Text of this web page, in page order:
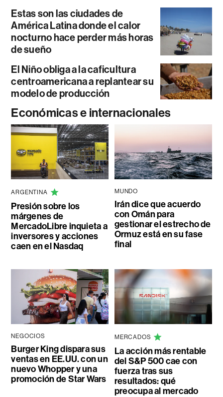
Estas son las ciudades de
América Latina donde el calor
nocturno hace perder más horas
de sueño
El Niño obliga a la caficultura
centroamericana a replantear su
modelo de producción
Económicas e internacionales
ARGENTINA
Presión sobre los
márgenes de
MercadoLibre inquieta a
inversores y acciones
caen en el Nasdaq
MUNDO
Irán dice que acuerdo
con Omán para
gestionar el estrecho de
Ormuz está en su fase
final
NEGOCIOS
Burger King dispara sus
ventas en EE.UU. con un
nuevo Whopper y una
promoción de Star Wars
MERCADOS
La acción más rentable
del S&P 500 cae con
fuerza tras sus
resultados: qué
preocupa al mercado